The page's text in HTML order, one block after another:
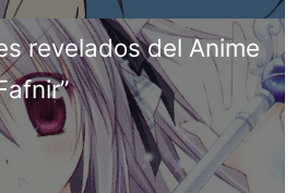
revelados del Anime